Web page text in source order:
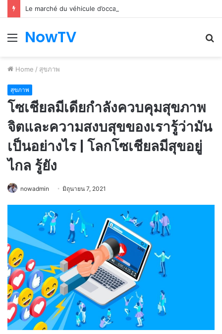
Le marché du véhicule d’occasion en plein essor
Menu
NowTV
Home / สุขภาพ
สุขภาพ
โซเชียลมีเดียกำลังควบคุมสุขภาพ
จิตและความสงบสุขของเรารู้ว่ามัน
เป็นอย่างไร | โลกโซเชียลมีสุขอยู่
ไกล รู้ยัง
nowadmin มิถุนายน 7, 2021